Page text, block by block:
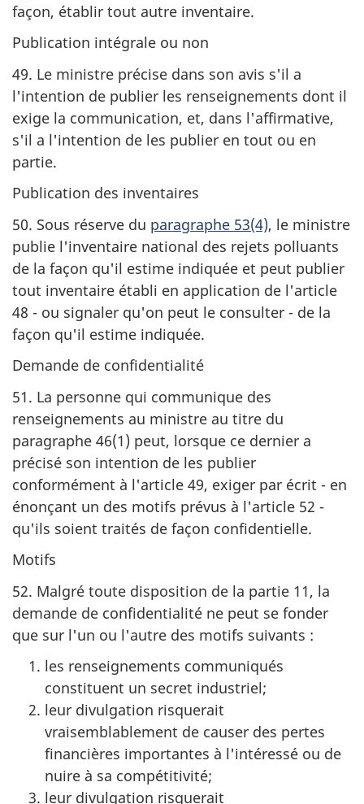
façon, établir tout autre inventaire.
Publication intégrale ou non
49. Le ministre précise dans son avis s'il a
l'intention de publier les renseignements dont il
exige la communication, et, dans l'affirmative,
s'il a l'intention de les publier en tout ou en
partie.
Publication des inventaires
50. Sous réserve du paragraphe 53(4), le ministre
publie l'inventaire national des rejets polluants
de la façon qu'il estime indiquée et peut publier
tout inventaire établi en application de l'article
48 - ou signaler qu'on peut le consulter - de la
façon qu'il estime indiquée.
Demande de confidentialité
51. La personne qui communique des
renseignements au ministre au titre du
paragraphe 46(1) peut, lorsque ce dernier a
précisé son intention de les publier
conformément à l'article 49, exiger par écrit - en
énonçant un des motifs prévus à l'article 52 -
qu'ils soient traités de façon confidentielle.
Motifs
52. Malgré toute disposition de la partie 11, la
demande de confidentialité ne peut se fonder
que sur l'un ou l'autre des motifs suivants :
les renseignements communiqués
constituent un secret industriel;
leur divulgation risquerait
vraisemblablement de causer des pertes
financières importantes à l'intéressé ou de
nuire à sa compétitivité;
leur divulgation risquerait